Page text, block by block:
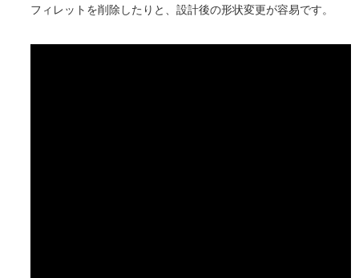
フィレットを削除したりと、設計後の形状変更が容易です。